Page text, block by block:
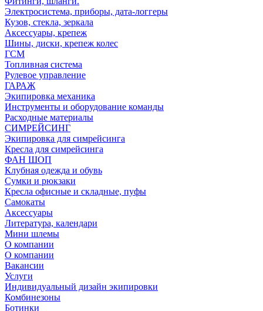
Электросистема, приборы, дата-логгеры
Кузов, стекла, зеркала
Аксессуары, крепеж
Шины, диски, крепеж колес
ГСМ
Топливная система
Рулевое управление
ГАРАЖ
Экипировка механика
Инструменты и оборудование команды
Расходные материалы
СИМРЕЙСИНГ
Экипировка для симрейсинга
Кресла для симрейсинга
ФАН ШОП
Клубная одежда и обувь
Сумки и рюкзаки
Кресла офисные и складные, пуфы
Самокаты
Аксессуары
Литература, календари
Мини шлемы
О компании
О компании
Вакансии
Услуги
Индивидуальный дизайн экипировки
Комбинезоны
Ботинки